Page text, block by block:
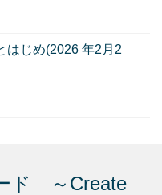
はじめ(2026 年2月2
ド ～Create